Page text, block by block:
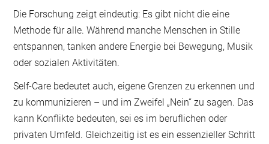
Die Forschung zeigt eindeutig: Es gibt nicht die eine
Methode für alle. Während manche Menschen in Stille
entspannen, tanken andere Energie bei Bewegung, Musik
oder sozialen Aktivitäten.
Self-Care bedeutet auch, eigene Grenzen zu erkennen und
zu kommunizieren – und im Zweifel „Nein“ zu sagen. Das
kann Konflikte bedeuten, sei es im beruflichen oder
privaten Umfeld. Gleichzeitig ist es ein essenzieller Schritt